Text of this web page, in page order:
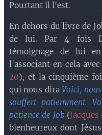
Pourtant il l'est.
En dehors du livre de
de lui. Par 4 fois
témoignage de lui
l'associant en cela
20), et la cinquième
qui nous diraVoici,
souffert patiemment.
patience de Job (Jacques
bienheureux dont